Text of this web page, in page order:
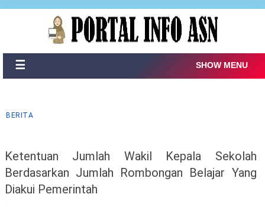
☰ SHOW MENU
BERITA
Ketentuan Jumlah Wakil Kepala Sekolah
Berdasarkan Jumlah Rombongan Belajar Yang
Diakui Pemerintah